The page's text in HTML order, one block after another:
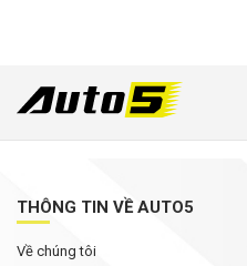
THÔNG TIN VỀ AUTO5
Về chúng tôi